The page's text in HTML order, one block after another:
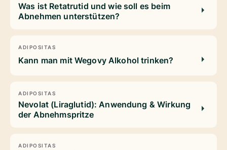
Was ist Retatrutid und wie soll es beim
Abnehmen unterstützen?
ADIPOSITAS
Kann man mit Wegovy Alkohol trinken?
ADIPOSITAS
Nevolat (Liraglutid): Anwendung & Wirkung
der Abnehmspritze
ADIPOSITAS